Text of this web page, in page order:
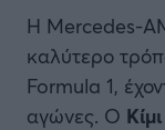
Η Mercedes-
καλύτερο
Formula 1,
αγώνες. Ο